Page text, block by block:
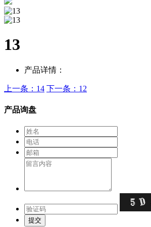
13
产品详情：
上一条：14 下一条：12
产品询盘